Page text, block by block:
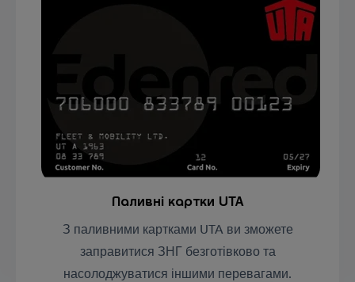
Паливні картки UTA
З паливними картками UTA ви зможете
заправитися ЗНГ безготівково та
насолоджуватися іншими перевагами.